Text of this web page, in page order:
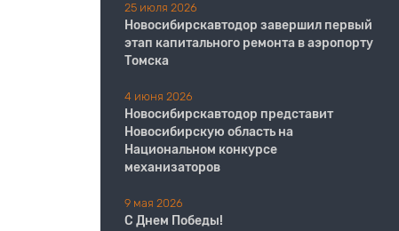
25 июля 2026
Новосибирскавтодор завершил первый
этап капитального ремонта в аэропорту
Томска
4 июня 2026
Новосибирскавтодор представит
Новосибирскую область на
Национальном конкурсе
механизаторов
9 мая 2026
С Днем Победы!